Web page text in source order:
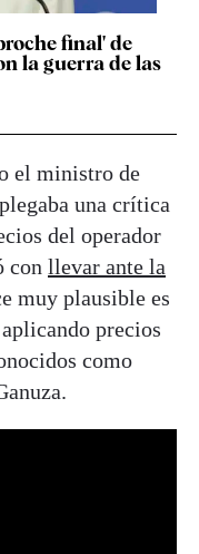
final' de
la guerra de las
el ministro de
una crítica
del operador
con llevar ante la
muy plausible es
precios
como